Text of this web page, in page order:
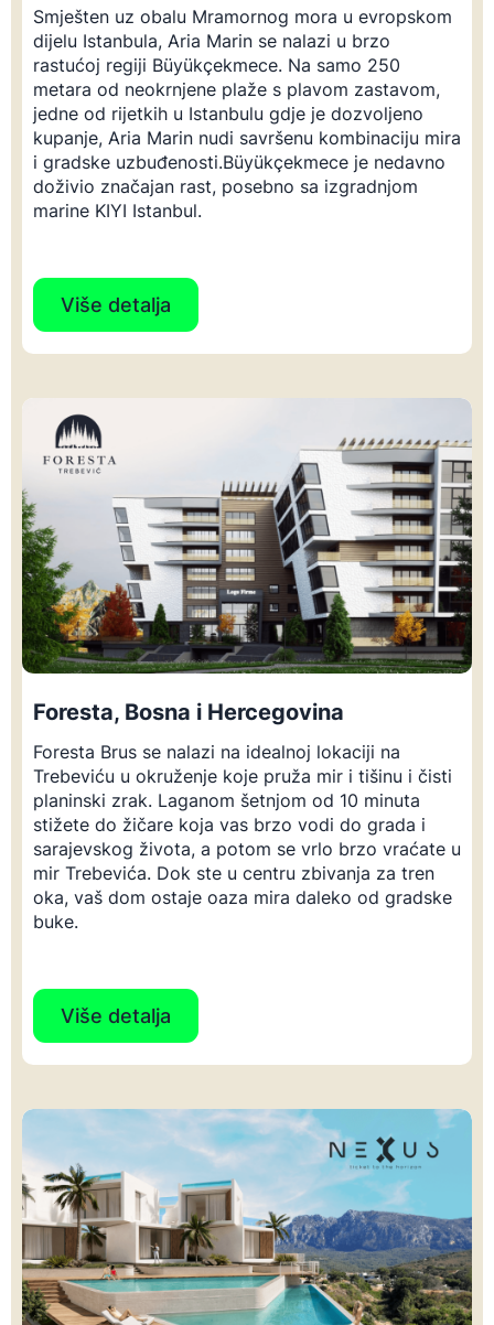
Smješten uz obalu Mramornog mora u evropskom
dijelu Istanbula, Aria Marin se nalazi u brzo
rastućoj regiji Büyükçekmece. Na samo 250
metara od neokrnjene plaže s plavom zastavom,
jedne od rijetkih u Istanbulu gdje je dozvoljeno
kupanje, Aria Marin nudi savršenu kombinaciju mira
i gradske uzbuđenosti.Büyükçekmece je nedavno
doživio značajan rast, posebno sa izgradnjom
marine KIYI Istanbul.
Više detalja
Foresta, Bosna i Hercegovina
Foresta Brus se nalazi na idealnoj lokaciji na
Trebeviću u okruženje koje pruža mir i tišinu i čisti
planinski zrak. Laganom šetnjom od 10 minuta
stižete do žičare koja vas brzo vodi do grada i
sarajevskog života, a potom se vrlo brzo vraćate u
mir Trebevića. Dok ste u centru zbivanja za tren
oka, vaš dom ostaje oaza mira daleko od gradske
buke.
Više detalja